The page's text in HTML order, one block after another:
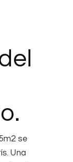
se
Una